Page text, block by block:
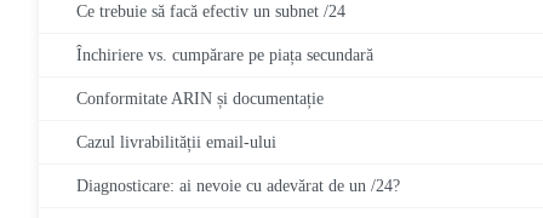
Ce trebuie să facă efectiv un subnet /24
Închiriere vs. cumpărare pe piața secundară
Conformitate ARIN și documentație
Cazul livrabilității email-ului
Diagnosticare: ai nevoie cu adevărat de un /24?